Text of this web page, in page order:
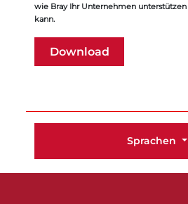
wie Bray Ihr Unternehmen
kann.
Download
Sprachen